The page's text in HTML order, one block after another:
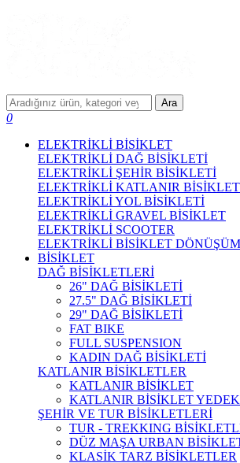
Ara
0
ELEKTRİKLİ BİSİKLET
ELEKTRİKLİ DAĞ BİSİKLETİ
ELEKTRİKLİ ŞEHİR BİSİKLETİ
ELEKTRİKLİ KATLANIR BİSİKLET
ELEKTRİKLİ YOL BİSİKLETİ
ELEKTRİKLİ GRAVEL BİSİKLET
ELEKTRİKLİ SCOOTER
ELEKTRİKLİ BİSİKLET
BİSİKLET
DAĞ BİSİKLETLERİ
26" DAĞ BİSİKLETİ
27.5" DAĞ BİSİKLETİ
29" DAĞ BİSİKLETİ
FAT BIKE
FULL SUSPENSION
KADIN DAĞ BİSİKLETİ
KATLANIR BİSİKLETLER
KATLANIR BİSİKLET
KATLANIR BİSİKLET YEDEK
ŞEHİR VE TUR BİSİKLETLERİ
TUR - TREKKING
DÜZ MAŞA URBAN
KLASİK TARZ BİSİKLETLER